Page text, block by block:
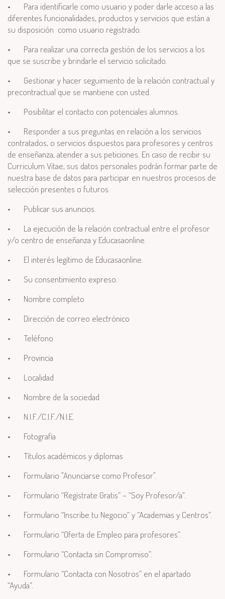
•
Para identificarle como usuario y poder darle acceso a las
diferentes funcionalidades, productos y servicios que están a
su disposición como usuario registrado.
•
Para realizar una correcta gestión de los servicios a los
que se suscribe y brindarle el servicio solicitado.
•
Gestionar y hacer seguimiento de la relación contractual y
precontractual que se mantiene con usted.
•
Posibilitar el contacto con potenciales alumnos.
•
Responder a sus preguntas en relación a los servicios
contratados, o servicios dispuestos para profesores y centros
de enseñanza, atender a sus peticiones. En caso de recibir su
Curriculum Vitae, sus datos personales podrán formar parte de
nuestra base de datos para participar en nuestros procesos de
selección presentes o futuros.
•
Publicar sus anuncios.
•
La ejecución de la relación contractual entre el profesor
y/o centro de enseñanza y Educasaonline.
•
El interés legítimo de Educasaonline.
•
Su consentimiento expreso.
•
Nombre completo
•
Dirección de correo electrónico
•
Teléfono
•
Provincia
•
Localidad
•
Nombre de la sociedad
•
N.I.F./C.I.F./N.I.E.
•
Fotografía
•
Títulos académicos y diplomas
•
Formulario "Anunciarse como Profesor".
•
Formulario “Regístrate Gratis” – “Soy Profesor/a”.
•
Formulario “Inscribe tu Negocio” y “Academias y Centros”.
•
Formulario “Oferta de Empleo para profesores”.
•
Formulario “Contacta sin Compromiso”.
•
Formulario “Contacta con Nosotros” en el apartado
“Ayuda”.